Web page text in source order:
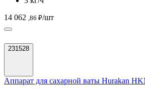
14 062 ,86 ₽/шт
231528
Аппарат для сахарной ваты Hurakan